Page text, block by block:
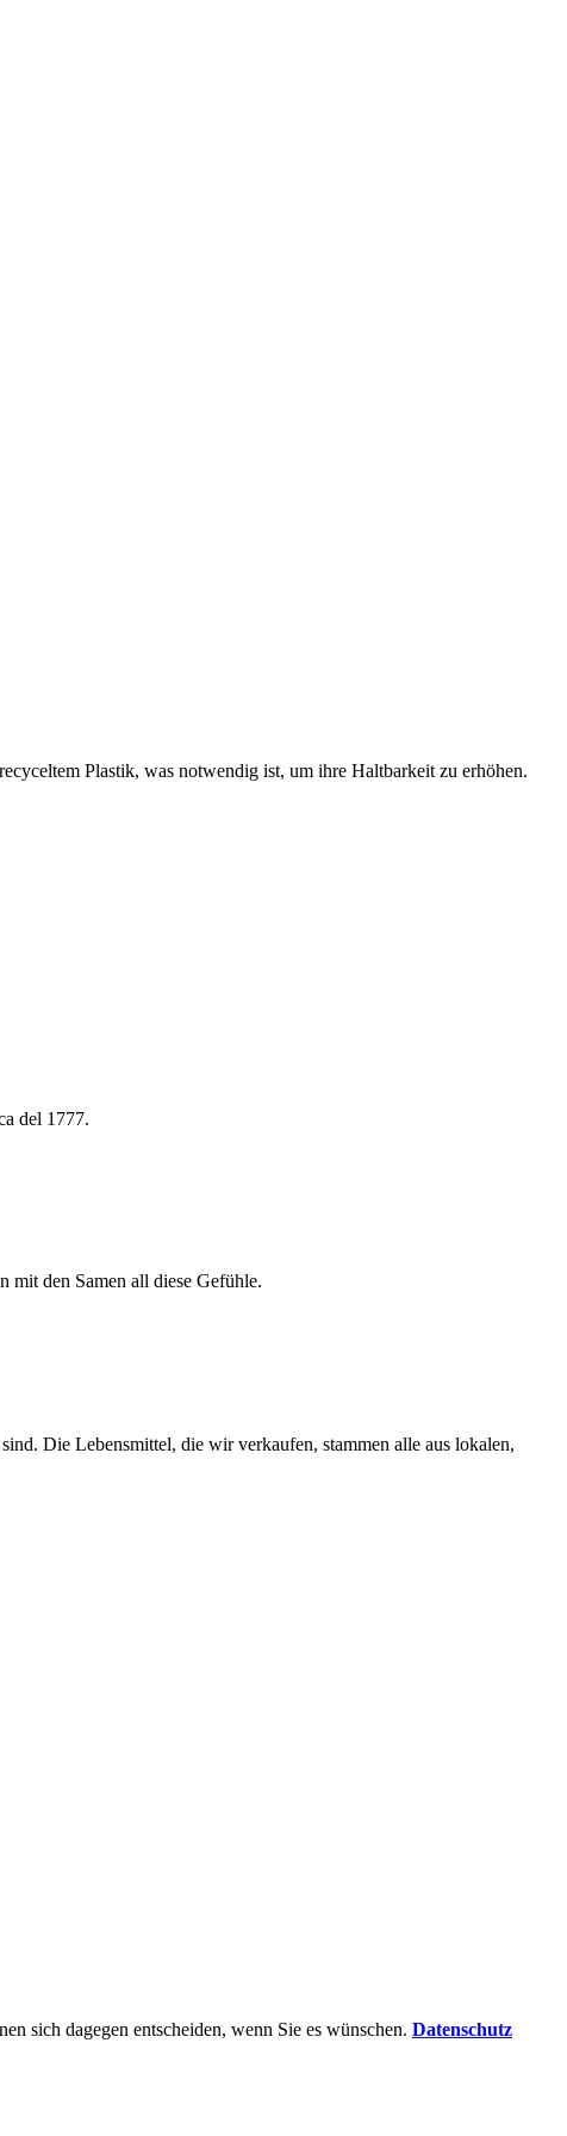
Plastik, was notwendig ist, um ihre Haltbarkeit zu erhöhen.
del 1777.
mit den Samen all diese Gefühle.
Die Lebensmittel, die wir verkaufen, stammen alle aus lokalen,
sich dagegen entscheiden, wenn Sie es wünschen. Datenschutz